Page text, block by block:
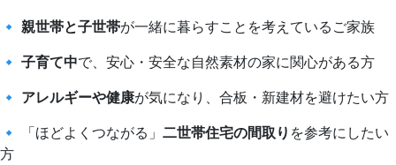
🔹 親世帯と子世帯が一緒に暮らすことを考えているご家族
🔹 子育て中で、安心・安全な自然素材の家に関心がある方
🔹 アレルギーや健康が気になり、合板・新建材を避けたい方
🔹 「ほどよくつながる」 二世帯住宅の間取り を参考にしたい
方